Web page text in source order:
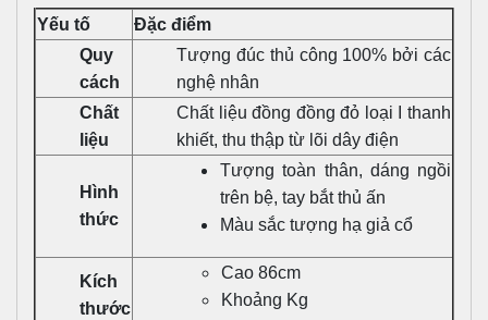
Yếu tố
Đặc điểm
Quy
cách
Tượng đúc thủ công 100% bởi các
nghệ nhân
Chất
liệu
Chất liệu đồng đồng đỏ loại I thanh
khiết, thu thập từ lõi dây điện
Hình
thức
Tượng toàn thân, dáng ngồi
trên bệ, tay bắt thủ ấn
Màu sắc tượng hạ giả cổ
Kích
thước
Cao 86cm
Khoảng Kg